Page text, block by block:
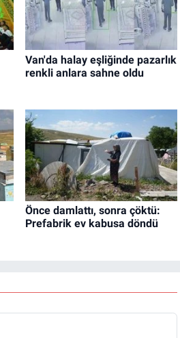
Van'da halay eşliğinde pazarlık
renkli anlara sahne oldu
Önce damlattı, sonra çöktü:
Prefabrik ev kabusa döndü